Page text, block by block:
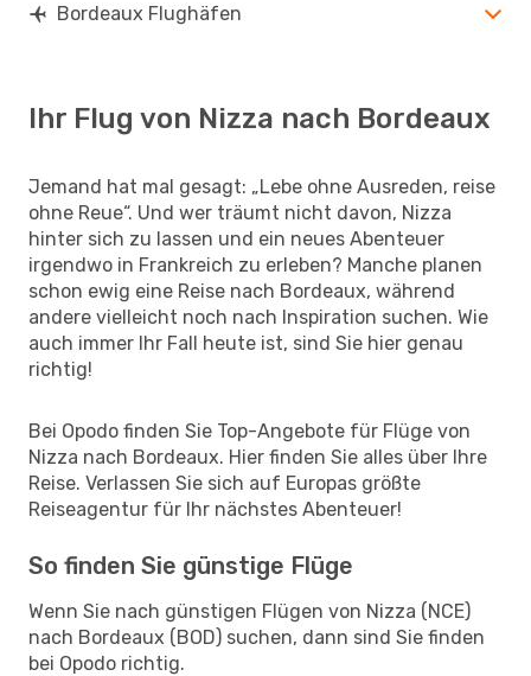
Bordeaux Flughäfen
Ihr Flug von Nizza nach Bordeaux
Jemand hat mal gesagt: „Lebe ohne Ausreden, reise
ohne Reue“. Und wer träumt nicht davon, Nizza
hinter sich zu lassen und ein neues Abenteuer
irgendwo in Frankreich zu erleben? Manche planen
schon ewig eine Reise nach Bordeaux, während
andere vielleicht noch nach Inspiration suchen. Wie
auch immer Ihr Fall heute ist, sind Sie hier genau
richtig!
Bei Opodo finden Sie Top-Angebote für Flüge von
Nizza nach Bordeaux. Hier finden Sie alles über Ihre
Reise. Verlassen Sie sich auf Europas größte
Reiseagentur für Ihr nächstes Abenteuer!
So finden Sie günstige Flüge
Wenn Sie nach günstigen Flügen von Nizza (NCE)
nach Bordeaux (BOD) suchen, dann sind Sie finden
bei Opodo richtig.